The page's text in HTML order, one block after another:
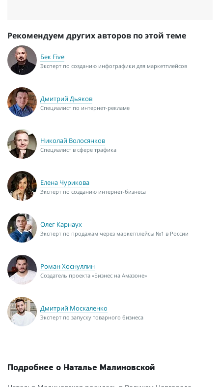
Рекомендуем других авторов по этой теме
Бек Five
Эксперт по созданию инфографики для маркетплейсов
Дмитрий Дьяков
Специалист по интернет-рекламе
Николай Волосянков
Специалист в сфере трафика
Елена Чурикова
Эксперт по созданию интернет-бизнеса
Олег Карнаух
Эксперт по продажам через маркетплейсы №1 в России
Роман Хоснуллин
Создатель проекта «Бизнес на Амазоне»
Дмитрий Москаленко
Эксперт по запуску товарного бизнеса
Подробнее о Наталье Малиновской